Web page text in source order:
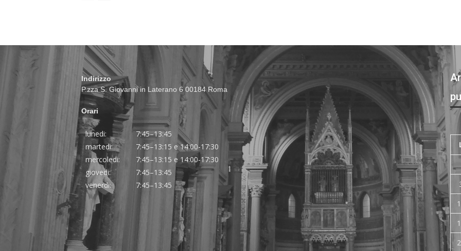
Indirizzo
P.zza S. Giovanni in Laterano 6 00184 Roma
Orari
lunedi:
7:45–13:45
martedi:
7:45–13:15 e 14:00-17:30
mercoledi:
7:45–13:15 e 14:00-17:30
giovedi:
7:45–13:45
venerdi:
7:45–13:45